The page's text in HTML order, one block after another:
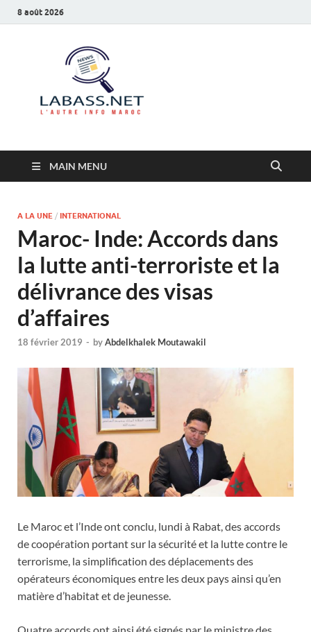
8 août 2026
MAIN MENU
A LA UNE / INTERNATIONAL
Maroc- Inde: Accords dans
la lutte anti-terroriste et la
délivrance des visas
d’affaires
18 février 2019 - byAbdelkhalek Moutawakil
Le Maroc et l’Inde ont conclu, lundi à Rabat, des accords
de coopération portant sur la sécurité et la lutte contre le
terrorisme, la simplification des déplacements des
opérateurs économiques entre les deux pays ainsi qu’en
matière d’habitat et de jeunesse.
Quatre accords ont ainsi été signés par le ministre des